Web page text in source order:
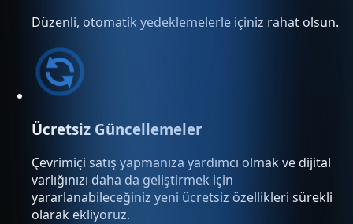
Düzenli, otomatik yedeklemelerle içiniz rahat olsun.
Ücretsiz Güncellemeler
Çevrimiçi satış yapmanıza yardımcı olmak ve dijital
varlığınızı daha da geliştirmek için
yararlanabileceğiniz yeni ücretsiz özellikleri sürekli
olarak ekliyoruz.